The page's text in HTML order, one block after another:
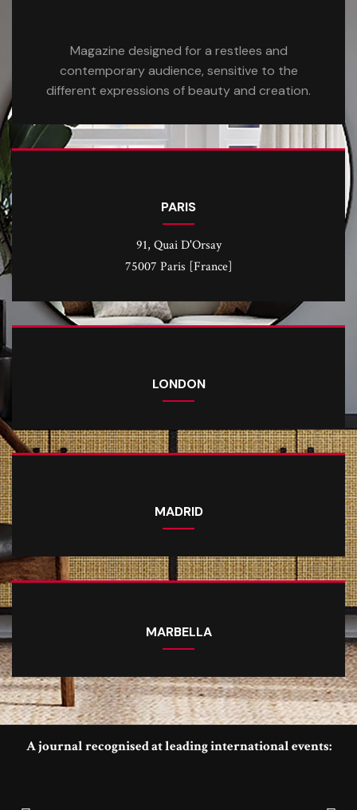
Magazine designed for a restlees and
contemporary audience, sensitive to the
different expressions of beauty and creation.
PARIS
91, Quai D'Orsay
75007 Paris [France]
LONDON
MADRID
MARBELLA
A journal recognised at leading international events: